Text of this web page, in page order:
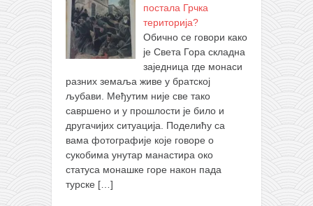
постала Грчка
територија?
Обично се говори како
је Света Гора складна
заједница где монаси
разних земаља живе у братској
љубави. Међутим није све тако
савршено и у прошлости је било и
другачијих ситуација. Поделићу са
вама фотографије које говоре о
сукобима унутар манастира око
статуса монашке горе након пада
турске […]